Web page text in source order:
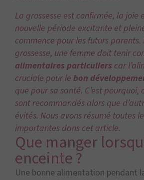
La grossesse est confirmée, la joie
nouvelle période excitante et
commence pour les futurs
grossesse, une femme doit tenir
alimentaires particuliers car
cruciale pour le bon
que pour sa santé. C’est
sont recommandés alors que
évités. Nous avons résumé toutes
importantes dans cet article.
Que manger
enceinte ?
Une bonne alimentation pendant